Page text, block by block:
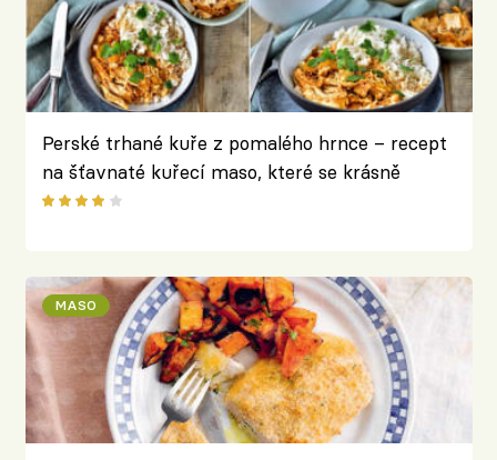
Perské trhané kuře z pomalého hrnce – recept
na šťavnaté kuřecí maso, které se krásně
rozpadá
MASO